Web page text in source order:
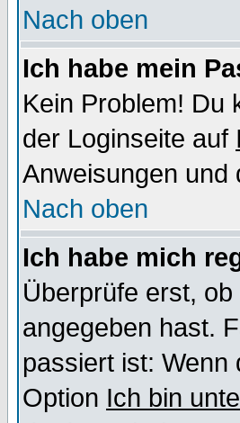
Nach oben
Ich habe mein
Kein Problem! Du
der Loginseite auf
Anweisungen und
Nach oben
Ich habe mich
Überprüfe erst,
angegeben hast.
passiert ist: Wenn
Option Ich bin